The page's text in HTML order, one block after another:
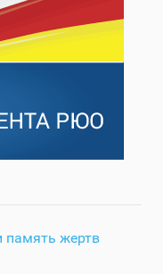
память жертв